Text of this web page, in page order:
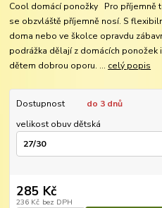
Cool domácí ponožky Pro příjemně
se obzvláště příjemně nosí. S
doma nebo ve školce opravdu
podrážka dělají z domácích
dětem dobrou oporu. ... celý popis
Dostupnost
do 3 dnů
velikost obuv dětská
285 Kč
236 Kč bez DPH